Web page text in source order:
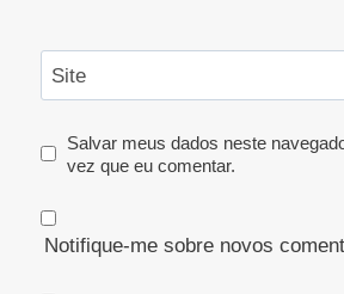
Site
Salvar meus dados neste
vez que eu comentar.
Notifique-me sobre novos